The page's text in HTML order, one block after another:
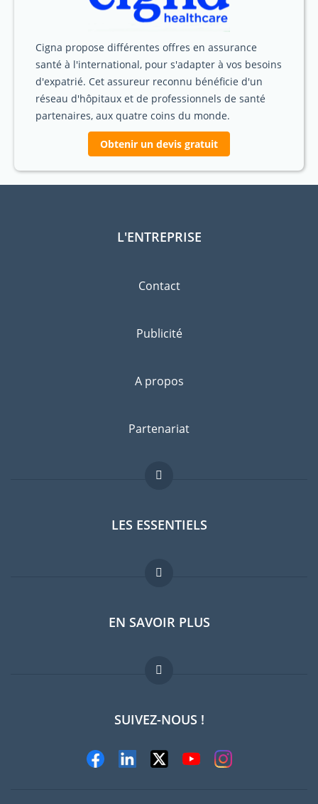
Cigna propose différentes offres en assurance
santé à l'international, pour s'adapter à vos besoins
d'expatrié. Cet assureur reconnu bénéficie d'un
réseau d'hôpitaux et de professionnels de santé
partenaires, aux quatre coins du monde.
Obtenir un devis gratuit
L'ENTREPRISE
Contact
Publicité
A propos
Partenariat
LES ESSENTIELS
Forum expatriés
Guides pays
Offres d'emploi
EN SAVOIR PLUS
FAQ
Experts
SUIVEZ-NOUS !